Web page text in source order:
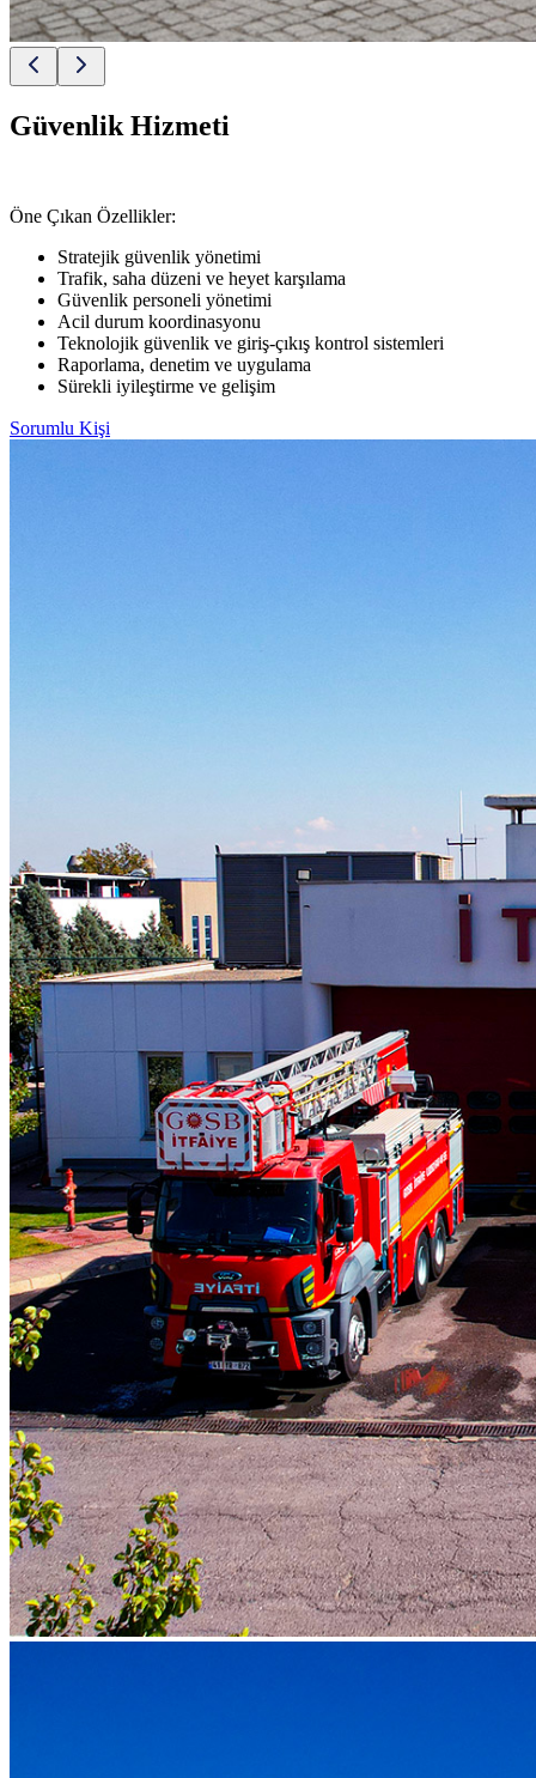
Güvenlik Hizmeti
Öne Çıkan Özellikler:
Stratejik güvenlik yönetimi
Trafik, saha düzeni ve heyet karşılama
Güvenlik personeli yönetimi
Acil durum koordinasyonu
Teknolojik güvenlik ve giriş-çıkış kontrol sistemleri
Raporlama, denetim ve uygulama
Sürekli iyileştirme ve gelişim
Sorumlu Kişi